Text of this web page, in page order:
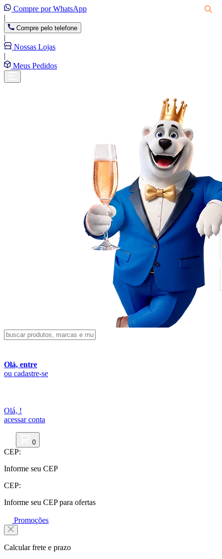
Compre por WhatsApp
|
Compre pelo telefone
|
Nossas Lojas
|
Meus Pedidos
Olá, entre
ou cadastre-se
Olá, !
acessar conta
0
CEP:
Informe seu CEP
CEP:
Informe seu CEP para ofertas
Promoções
Calcular frete e prazo